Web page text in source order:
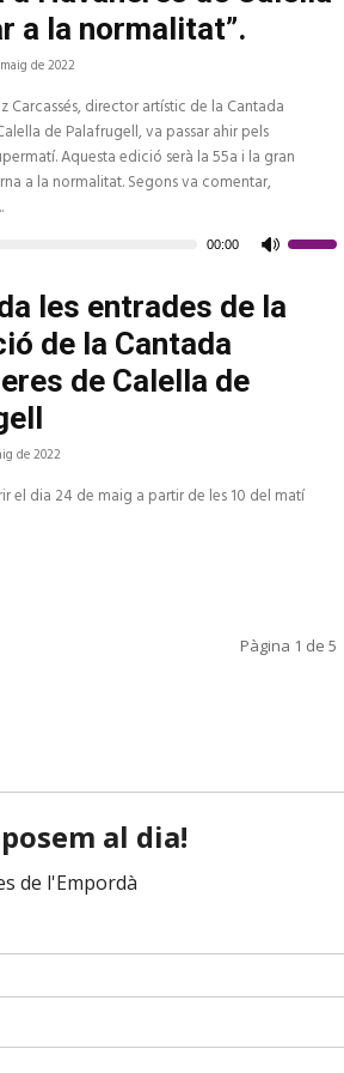
a la normalitat”.
de 2022
Carcassés, director artístic de la Cantada
de Palafrugell, va passar ahir pels
Aquesta edició serà la 55a i la gran
Segons va comentar,
00:00
Feu
les entrades de la
de la Cantada
de Calella de
de 2022
el dia 24 de maig a partir de les 10 del matí
Pàgina 1 de 5